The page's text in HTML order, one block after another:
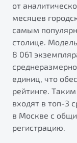
Элегантный и
от 1 699 990 ₽*
Обзор В
X70
Узнайте о
автомобиля
Подробно
Автомобили
Тест-драйв
Автокредит
Будьте еще
"Помощь на
Преимущества
от
месяцев
самым
столице.
8 061
единиц, что
рейтинге.
входят в топ-3
в Москве с
регистрацию.